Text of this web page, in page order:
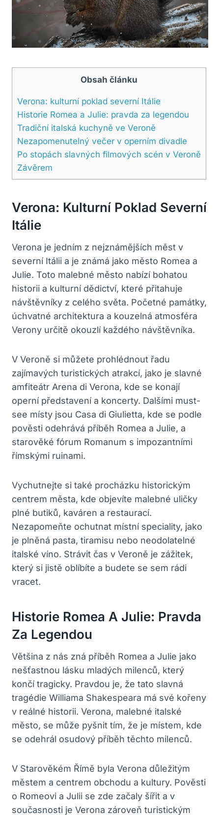
Obsah článku
Verona: kulturní poklad severní Itálie
Historie Romea a Julie: pravda za legendou
Tradiční italská kuchyně ve Veroně
Nezapomenutelný večer v operním divadle
Po stopách slavných filmových scén v Veroně
Závěrem
Verona: Kulturní Poklad Severní
Itálie
Verona je jedním z nejznámějších měst v
severní Itálii a je známá jako město Romea a
Julie. Toto malebné město nabízí bohatou
historii a kulturní dědictví, které přitahuje
návštěvníky z celého světa. Početné památky,
úchvatné architektura a kouzelná atmosféra
Verony určitě okouzlí každého návštěvníka.
V Veroně si můžete prohlédnout řadu
zajímavých turistických atrakcí, jako je slavné
amfiteátr Arena di Verona, kde se konají
operní představení a koncerty. Dalšími must-
see místy jsou Casa di Giulietta, kde se podle
pověsti odehrává příběh Romea a Julie, a
starověké fórum Romanum s impozantními
římskými ruinami.
Vychutnejte si také procházku historickým
centrem města, kde objevíte malebné uličky
plné butiků, kaváren a restaurací.
Nezapomeňte ochutnat místní speciality, jako
je plněná pasta, tiramisu nebo neodolatelné
italské víno. Strávit čas v Veroně je zážitek,
který si jistě oblíbíte a budete se sem rádi
vracet.
Historie Romea A Julie: Pravda
Za Legendou
Většina z nás zná příběh Romea a Julie jako
nešťastnou lásku mladých milenců, který
končí tragicky. Pravdou je, že tato slavná
tragédie Williama Shakespeara má své kořeny
v reálné historii. Verona, malebné italské
město, se může pyšnit tím, že je místem, kde
se odehrál osudový příběh těchto milenců.
V Starověkém Římě byla Verona důležitým
městem a centrem obchodu a kultury. Pověsti
o Romeovi a Julii se zde začaly šířit a v
současnosti je Verona zároveň turistickým